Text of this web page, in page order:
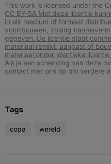
This work is licensed under the
CC BY-SA Met deze licentie
in elk medium of formaat
voortbouwen, zolang
gegeven. De licentie staat
materiaal remixt, aanpast of
materiaal onder identieke licentie
Als je een schending van deze
contact met ons op om verdere
Tags
copa wereld